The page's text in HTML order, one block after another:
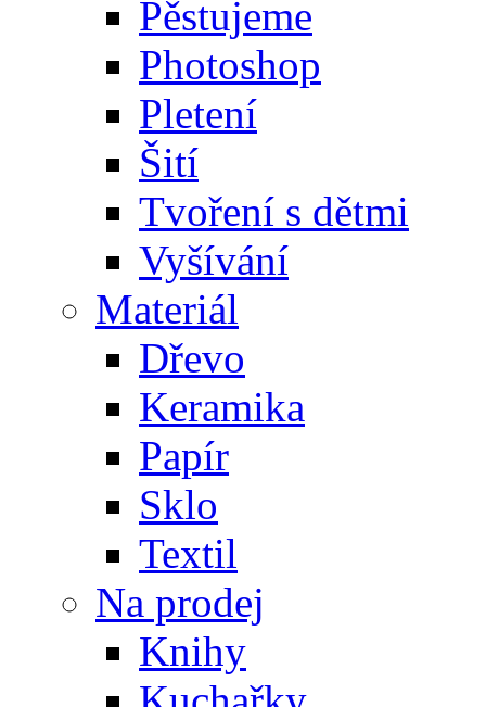
Pěstujeme
Photoshop
Pletení
Šití
Tvoření s dětmi
Vyšívání
Materiál
Dřevo
Keramika
Papír
Sklo
Textil
Na prodej
Knihy